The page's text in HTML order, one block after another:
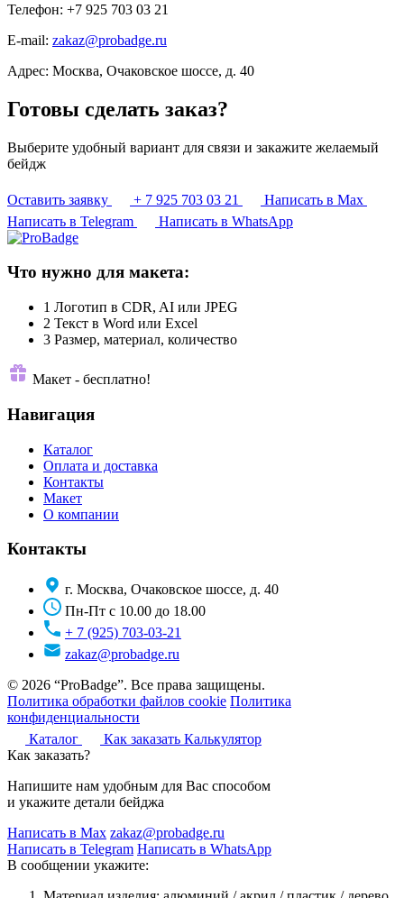
Телефон: +7 925 703 03 21
E-mail: zakaz@probadge.ru
Адрес: Москва, Очаковское шоссе, д. 40
Готовы сделать заказ?
Выберите удобный вариант для связи и закажите желаемый
бейдж
Оставить заявку + 7 925 703 03 21
Написать в Max
Написать в Telegram
Написать в WhatsApp
Что нужно для макета:
1 Логотип в CDR, AI или JPEG
2 Текст в Word или Excel
3 Размер, материал, количество
Макет - бесплатно!
Навигация
Каталог
Оплата и доставка
Контакты
Макет
О компании
Контакты
г. Москва, Очаковское шоссе, д. 40
Пн-Пт с 10.00 до 18.00
+ 7 (925) 703-03-21
zakaz@probadge.ru
© 2026 “ProBadge”. Все права защищены.
Политика обработки файлов cookie Политика
конфиденциальности
Каталог
Как заказать Калькулятор
Как заказать?
Напишите нам удобным для Вас способом
и укажите детали бейджа
Написать в Max zakaz@probadge.ru
Написать в Telegram Написать в WhatsApp
В сообщении укажите: